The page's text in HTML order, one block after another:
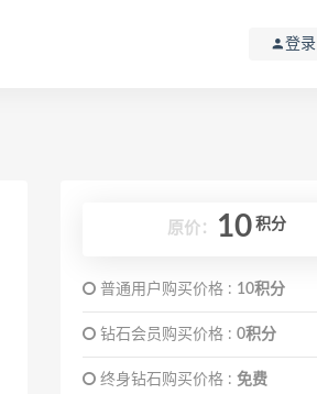
登录
原价： 10 积分
普通用户购买价格 : 10积分
钻石会员购买价格 : 0积分
终身钻石购买价格 : 免费